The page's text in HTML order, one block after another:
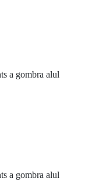
a gombra alul
a gombra alul